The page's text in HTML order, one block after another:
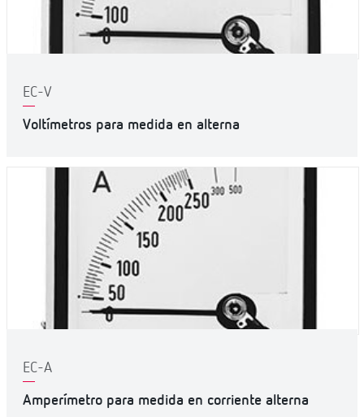
EC-V
Voltímetros para medida en alterna
EC-A
Amperímetro para medida en corriente alterna